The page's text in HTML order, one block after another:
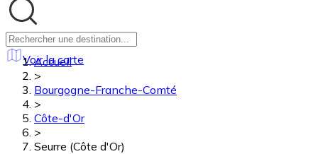
Voir la carte
Accueil
>
Bourgogne-Franche-Comté
>
Côte-d'Or
>
Seurre (Côte d'Or)